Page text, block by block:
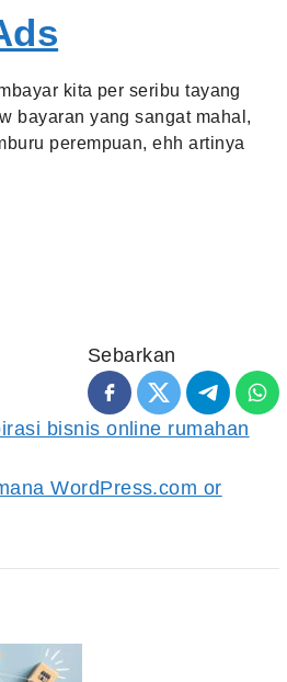
kita per seribu tayang
bayaran yang sangat mahal,
perempuan, ehh artinya
Sebarkan
bisnis online rumahan
WordPress.com or